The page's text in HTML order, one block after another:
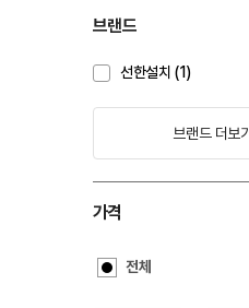
브랜드
선한설치 (1)
브랜드 더보기
가격
전체